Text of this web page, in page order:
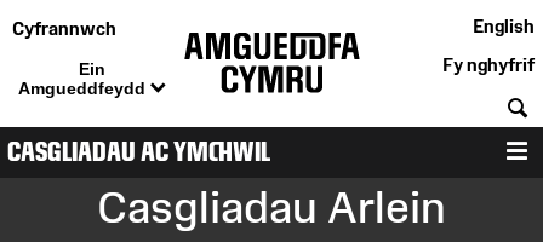
Cyfrannwch
Ein
Amgueddfeydd
English
Fy nghyfrif
CASGLIADAU AC YMCHWIL
Casgliadau Arlein